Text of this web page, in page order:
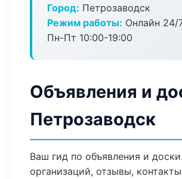
Город: Петрозаводск
Режим работы: Онлайн 24/
Пн-Пт 10:00-19:00
Объявления и
Петрозаводск
Ваш гид по объявления и
организаций, отзывы,